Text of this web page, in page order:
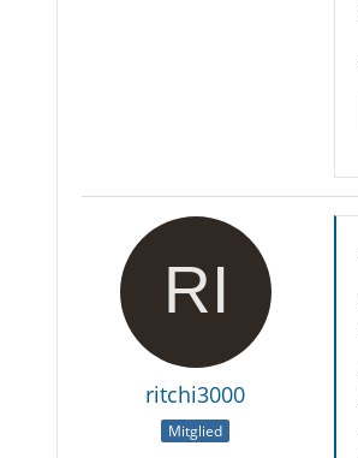
ritchi3000
Mitglied